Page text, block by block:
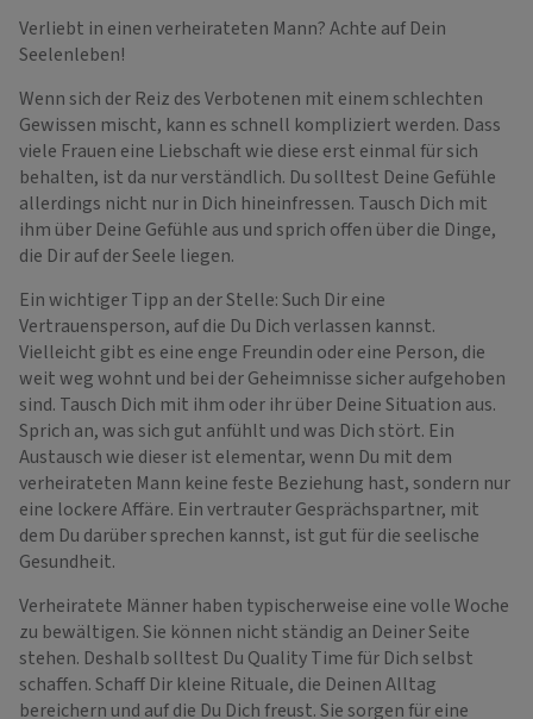
Verliebt in einen verheirateten Mann? Achte auf Dein
Seelenleben!
Wenn sich der Reiz des Verbotenen mit einem schlechten
Gewissen mischt, kann es schnell kompliziert werden. Dass
viele Frauen eine Liebschaft wie diese erst einmal für sich
behalten, ist da nur verständlich. Du solltest Deine Gefühle
allerdings nicht nur in Dich hineinfressen. Tausch Dich mit
ihm über Deine Gefühle aus und sprich offen über die Dinge,
die Dir auf der Seele liegen.
Ein wichtiger Tipp an der Stelle: Such Dir eine
Vertrauensperson, auf die Du Dich verlassen kannst.
Vielleicht gibt es eine enge Freundin oder eine Person, die
weit weg wohnt und bei der Geheimnisse sicher aufgehoben
sind. Tausch Dich mit ihm oder ihr über Deine Situation aus.
Sprich an, was sich gut anfühlt und was Dich stört. Ein
Austausch wie dieser ist elementar, wenn Du mit dem
verheirateten Mann keine feste Beziehung hast, sondern nur
eine lockere Affäre. Ein vertrauter Gesprächspartner, mit
dem Du darüber sprechen kannst, ist gut für die seelische
Gesundheit.
Verheiratete Männer haben typischerweise eine volle Woche
zu bewältigen. Sie können nicht ständig an Deiner Seite
stehen. Deshalb solltest Du Quality Time für Dich selbst
schaffen. Schaff Dir kleine Rituale, die Deinen Alltag
bereichern und auf die Du Dich freust. Sie sorgen für eine